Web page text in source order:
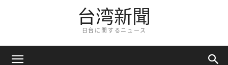
台湾新聞
日台に関するニュース